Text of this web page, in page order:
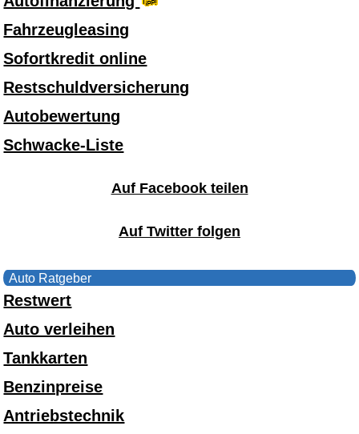
Fahrzeugleasing
Sofortkredit online
Restschuldversicherung
Autobewertung
Schwacke-Liste
Auf Facebook teilen
Auf Twitter folgen
Auto Ratgeber
Restwert
Auto verleihen
Tankkarten
Benzinpreise
Antriebstechnik